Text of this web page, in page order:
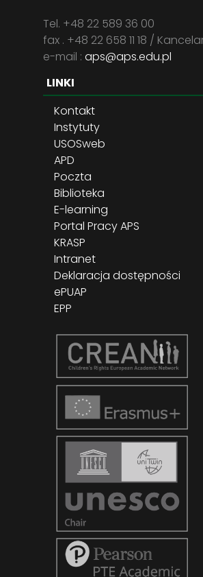
Tel. +48 22 589 36 00
fax . +48 22 658 11 18 /
e-mail : aps@aps.edu.pl
LINKI
Kontakt
Instytuty
USOSweb
APD
Poczta
Biblioteka
E-learning
Portal Pracy APS
KRASP
Intranet
Deklaracja dostępności
ePUAP
EPP